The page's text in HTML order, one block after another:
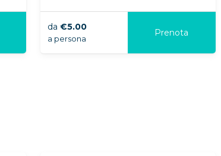
da €5.00
a persona
Prenota